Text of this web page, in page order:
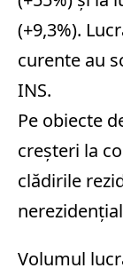
(+9,3%).
curente au
INS.
Pe obiecte
creşteri la
clădirile
Volumul